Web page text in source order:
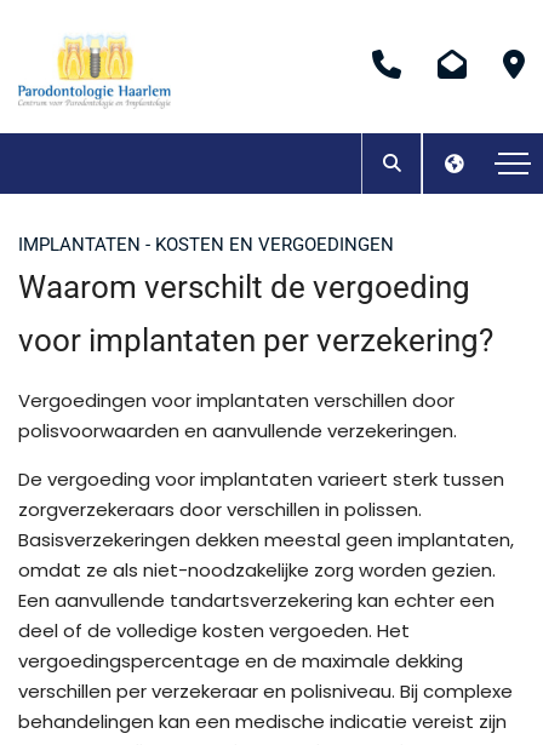
IMPLANTATEN - KOSTEN EN VERGOEDINGEN
Waarom verschilt de vergoeding
voor implantaten per verzekering?
Vergoedingen voor implantaten verschillen door
polisvoorwaarden en aanvullende verzekeringen.
De vergoeding voor implantaten varieert sterk tussen
zorgverzekeraars door verschillen in polissen.
Basisverzekeringen dekken meestal geen implantaten,
omdat ze als niet-noodzakelijke zorg worden gezien.
Een aanvullende tandartsverzekering kan echter een
deel of de volledige kosten vergoeden. Het
vergoedingspercentage en de maximale dekking
verschillen per verzekeraar en polisniveau. Bij complexe
behandelingen kan een medische indicatie vereist zijn